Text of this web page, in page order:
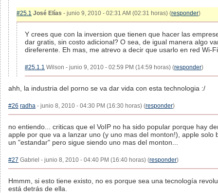
#25.1 José Elías - junio 9, 2010 - 02:31 AM (02:31 horas) (responder)
Y crees que con la inversion que tienen que hacer las
dar gratis, sin costo adicional? O sea, de igual manera algo
direferente. Eh mas, me atrevo a decir que usarlo en red Wi-
#25.1.1 Wilson - junio 9, 2010 - 02:59 PM (14:59 horas) (responder)
ahh, la industria del porno se va dar vida con esta technologia :/
#26 radha - junio 8, 2010 - 04:30 PM (16:30 horas) (responder)
no entiendo... criticas que el VoIP no ha sido popular porque hay
apple por que va a lanzar uno (y uno mas del monton!), apple
un "estandar" pero sigue siendo uno mas del monton...
#27 Gabriel - junio 8, 2010 - 04:40 PM (16:40 horas) (responder)
Hmmm, si esto tiene existo, no es porque sea una tecnología
está detrás de ella.